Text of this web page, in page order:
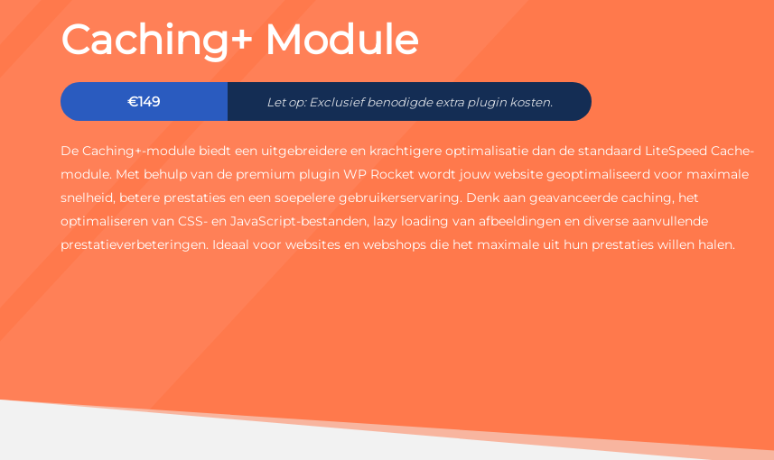
Caching+ Module
€149 Let op: Exclusief benodigde extra plugin kosten.
De Caching+-module biedt een uitgebreidere en krachtigere optimalisatie dan de standaard LiteSpeed Cache-
module. Met behulp van de premium plugin WP Rocket wordt jouw website geoptimaliseerd voor maximale
snelheid, betere prestaties en een soepelere gebruikerservaring. Denk aan geavanceerde caching, het
optimaliseren van CSS- en JavaScript-bestanden, lazy loading van afbeeldingen en diverse aanvullende
prestatieverbeteringen. Ideaal voor websites en webshops die het maximale uit hun prestaties willen halen.